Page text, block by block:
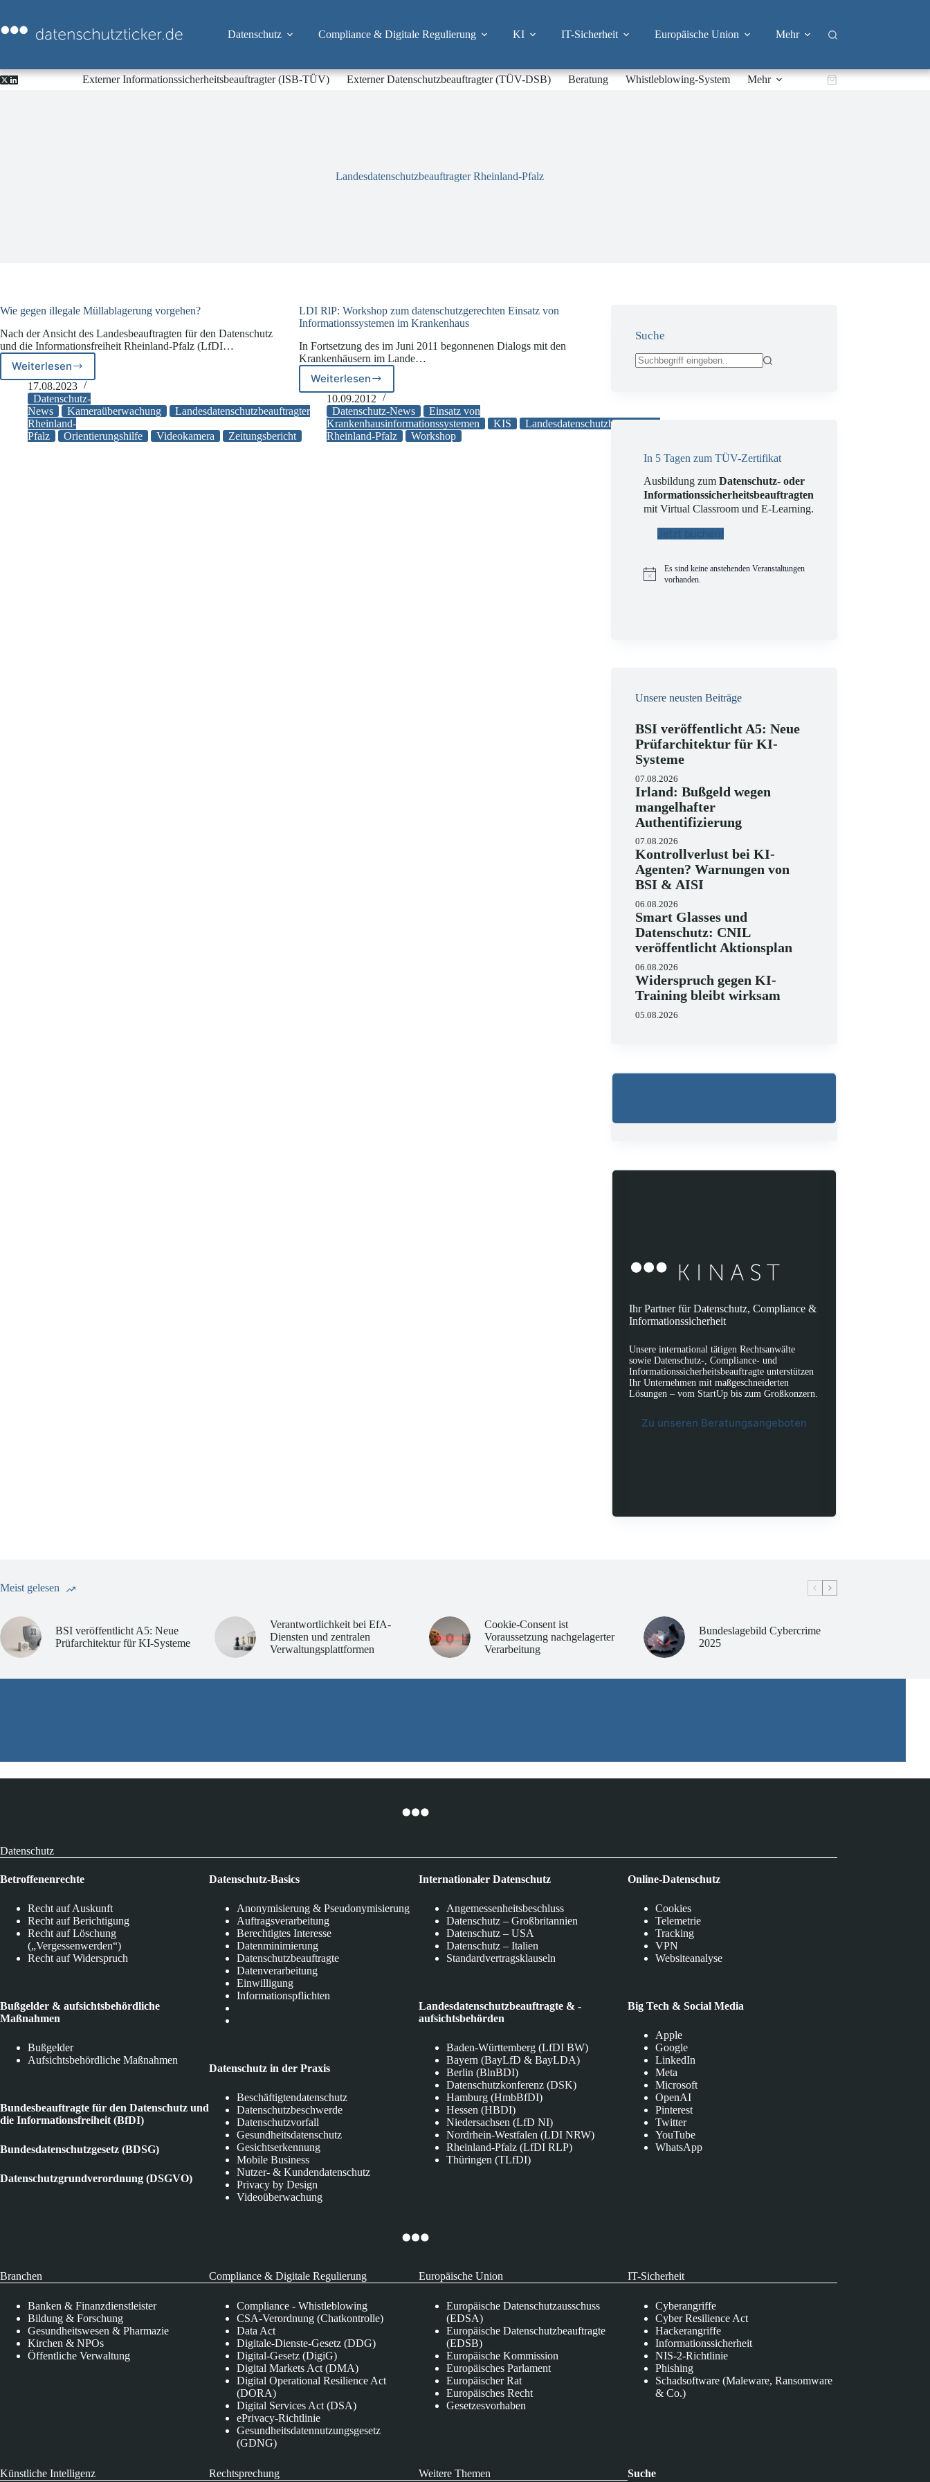
springen
Datenschutz Compliance & Digitale Regulierung KI IT-Sicherheit Europäische Union Mehr
Externer Informationssicherheitsbeauftragter (ISB-TÜV) Externer Datenschutzbeauftragter (TÜV-DSB) Beratung Whistleblowing-System Mehr Warenkorb
Landesdatenschutzbeauftragter Rheinland-Pfalz
Wie gegen illegale Müllablagerung vorgehen?
Nach der Ansicht des Landesbeauftragten für den Datenschutz
und die Informationsfreiheit Rheinland-Pfalz (LfDI…
Weiterlesen
Wie
gegen
illegale
Müllablagerung
vorgehen?
17.08.2023
Datenschutz-
News
Kameraüberwachung
Landesdatenschutzbeauftragter
Rheinland-
Pfalz
Orientierungshilfe Videokamera Zeitungsbericht
LDI RlP: Workshop zum datenschutzgerechten Einsatz von
Informationssystemen im Krankenhaus
In Fortsetzung des im Juni 2011 begonnenen Dialogs mit den
Krankenhäusern im Lande…
Weiterlesen
LDI
RlP:
Workshop
zum
datenschutzgerechten
10.09.2012
Datenschutz-News
Einsatz von
Krankenhausinformationssystemen
KIS
Landesdatenschutzbeauftragter
Rheinland-Pfalz
Workshop
Suche
In 5 Tagen zum TÜV-Zertifikat
Ausbildung zumDatenschutz- oder
Informationssicherheitsbeauftragten
mit Virtual Classroom und E-Learning.
Jetzt buchen!
H
Es sind keine anstehenden Veranstaltungen
vorhanden.
Unsere neusten Beiträge
BSI veröffentlicht A5: Neue
Prüfarchitektur für KI-
Systeme
07.08.2026
Irland: Bußgeld wegen
mangelhafter
Authentifizierung
07.08.2026
Kontrollverlust bei KI-
Agenten? Warnungen von
BSI & AISI
06.08.2026
Smart Glasses und
Datenschutz: CNIL
veröffentlicht Aktionsplan
06.08.2026
Widerspruch gegen KI-
Training bleibt wirksam
05.08.2026
Ihr Partner für Datenschutz, Compliance &
Informationssicherheit
Unsere international tätigen Rechtsanwälte
sowie Datenschutz-, Compliance- und
Informationssicherheitsbeauftragte unterstützen
Ihr Unternehmen mit maßgeschneiderten
Lösungen – vom StartUp bis zum Großkonzern.
Zu unseren Beratungsangeboten
Meist gelesen
BSI veröffentlicht A5: Neue
Prüfarchitektur für KI-Systeme
Verantwortlichkeit bei EfA-
Diensten und zentralen
Verwaltungsplattformen
Cookie-Consent ist
Voraussetzung nachgelagerter
Verarbeitung
Bundeslagebild Cybercrime
2025
Datenschutz
Betroffenenrechte
Recht auf Auskunft
Recht auf Berichtigung
Recht auf Löschung
(„Vergessenwerden“)
Recht auf Widerspruch
Bußgelder & aufsichtsbehördliche
Maßnahmen
Bußgelder
Aufsichtsbehördliche Maßnahmen
Bundesbeauftragte für den Datenschutz und
die Informationsfreiheit (BfDI)
Bundesdatenschutzgesetz (BDSG)
Datenschutzgrundverordnung (DSGVO)
Datenschutz-Basics
Anonymisierung & Pseudonymisierung
Auftragsverarbeitung
Berechtigtes Interesse
Datenminimierung
Datenschutzbeauftragte
Datenverarbeitung
Einwilligung
Informationspflichten
Datenschutz in der Praxis
Beschäftigtendatenschutz
Datenschutzbeschwerde
Datenschutzvorfall
Gesundheitsdatenschutz
Gesichtserkennung
Mobile Business
Nutzer- & Kundendatenschutz
Privacy by Design
Videoüberwachung
Internationaler Datenschutz
Angemessenheitsbeschluss
Datenschutz – Großbritannien
Datenschutz – USA
Datenschutz – Italien
Standardvertragsklauseln
Landesdatenschutzbeauftragte & -
aufsichtsbehörden
Baden-Württemberg (LfDI BW)
Bayern (BayLfD & BayLDA)
Berlin (BlnBDI)
Datenschutzkonferenz (DSK)
Hamburg (HmbBfDI)
Hessen (HBDI)
Niedersachsen (LfD NI)
Nordrhein-Westfalen (LDI NRW)
Rheinland-Pfalz (LfDI RLP)
Thüringen (TLfDI)
Online-Datenschutz
Cookies
Telemetrie
Tracking
VPN
Websiteanalyse
Big Tech & Social Media
Apple
Google
LinkedIn
Meta
Microsoft
OpenAI
Pinterest
Twitter
YouTube
WhatsApp
Branchen
Banken & Finanzdienstleister
Bildung & Forschung
Gesundheitswesen & Pharmazie
Kirchen & NPOs
Öffentliche Verwaltung
Compliance & Digitale Regulierung
Compliance - Whistleblowing
CSA-Verordnung (Chatkontrolle)
Data Act
Digitale-Dienste-Gesetz (DDG)
Digital-Gesetz (DigiG)
Digital Markets Act (DMA)
Digital Operational Resilience Act
(DORA)
Digital Services Act (DSA)
ePrivacy-Richtlinie
Gesundheitsdatennutzungsgesetz
(GDNG)
Europäische Union
Europäische Datenschutzausschuss
(EDSA)
Europäische Datenschutzbeauftragte
(EDSB)
Europäische Kommission
Europäisches Parlament
Europäischer Rat
Europäisches Recht
Gesetzesvorhaben
IT-Sicherheit
Cyberangriffe
Cyber Resilience Act
Hackerangriffe
Informationssicherheit
NIS-2-Richtlinie
Phishing
Schadsoftware (Maleware, Ransomware
& Co.)
Künstliche Intelligenz Rechtsprechung Weitere Themen Suche